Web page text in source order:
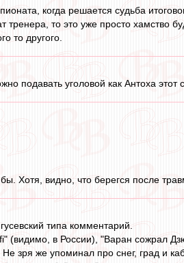
когда решается судьба
тренера, то это уже просто хамство
то другого.
подавать уголовой как Антоха этот
Хотя, видно, что берегся после
типа комментарий.
(видимо, в России), "Варан сожрал
зря же упоминал про снег, град и